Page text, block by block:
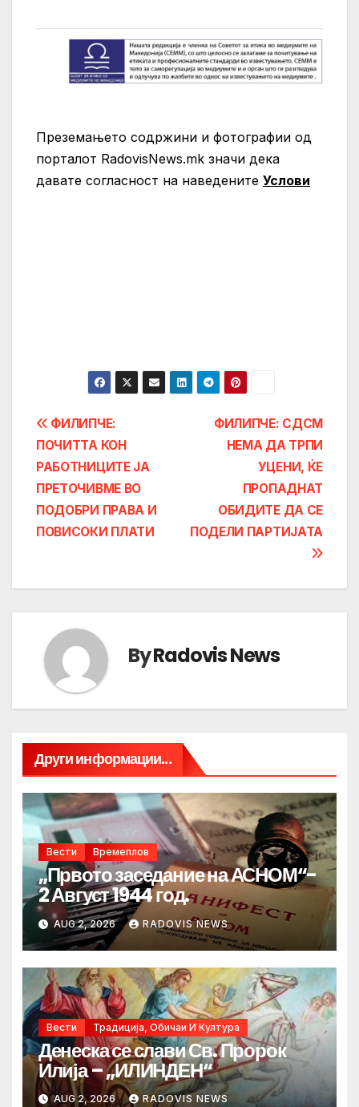
Преземањето содржини и фотографии од
порталот RadovisNews.mk значи дека
давате согласност на нaведените Услови
Post
navigation
ФИЛИПЧЕ: СДСМ
НЕМА ДА ТРПИ
УЦЕНИ, ЌЕ
ПРОПАДНАТ
ОБИДИТЕ ДА СЕ
ПОДЕЛИ ПАРТИЈАТА
ФИЛИПЧЕ:
ПОЧИТТА КОН
РАБОТНИЦИТЕ ЈА
ПРЕТОЧИВМЕ ВО
ПОДОБРИ ПРАВА И
ПОВИСОКИ ПЛАТИ
ByRadovis News
Други информации...
Вести Времеплов
„Првото заседание на АСНОМ“-
2 Август 1944 год.
AUG 2, 2026 RADOVIS NEWS
Вести Традиција, Обичаи И Култура
Денеска се слави Св. Пророк
Илија – „ИЛИНДЕН“
AUG 2, 2026 RADOVIS NEWS